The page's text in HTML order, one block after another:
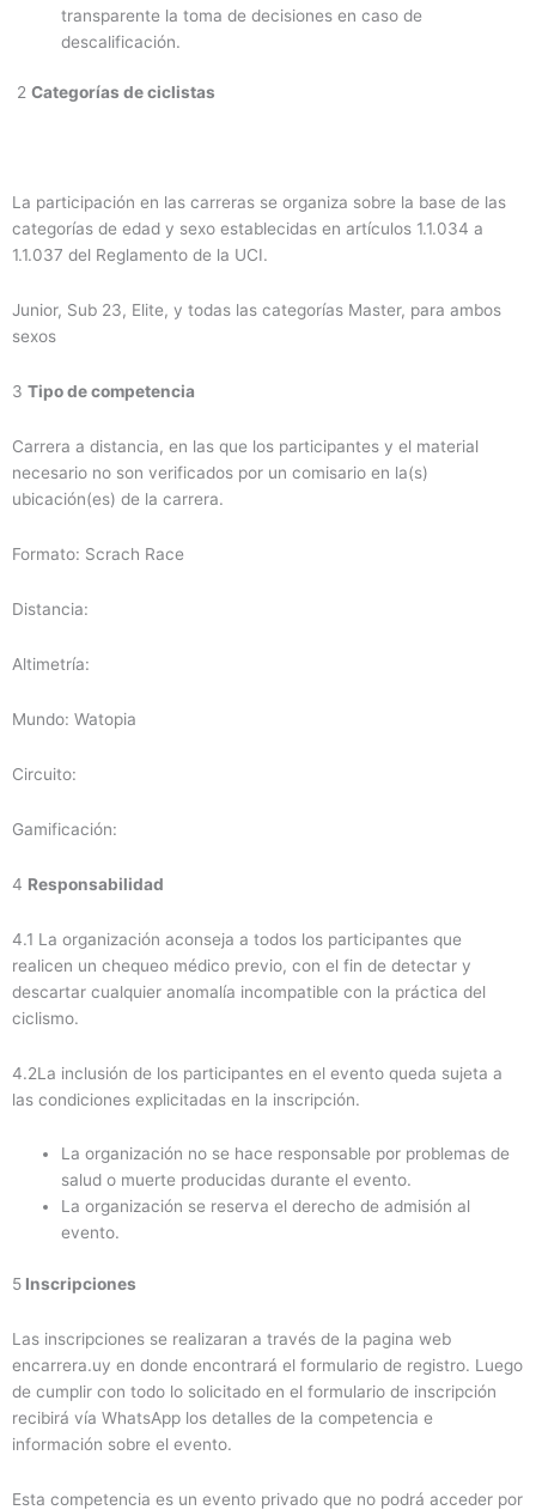
transparente la toma de decisiones en caso de
descalificación.
2 Categorías de ciclistas
La participación en las carreras se organiza sobre la base de las
categorías de edad y sexo establecidas en artículos 1.1.034 a
1.1.037 del Reglamento de la UCI.
Junior, Sub 23, Elite, y todas las categorías Master, para ambos
sexos
3 Tipo de competencia
Carrera a distancia, en las que los participantes y el material
necesario no son verificados por un comisario en la(s)
ubicación(es) de la carrera.
Formato: Scrach Race
Distancia:
Altimetría:
Mundo: Watopia
Circuito:
Gamificación:
4 Responsabilidad
4.1 La organización aconseja a todos los participantes que
realicen un chequeo médico previo, con el fin de detectar y
descartar cualquier anomalía incompatible con la práctica del
ciclismo.
4.2La inclusión de los participantes en el evento queda sujeta a
las condiciones explicitadas en la inscripción.
La organización no se hace responsable por problemas de
salud o muerte producidas durante el evento.
La organización se reserva el derecho de admisión al
evento.
5 Inscripciones
Las inscripciones se realizaran a través de la pagina web
encarrera.uy en donde encontrará el formulario de registro. Luego
de cumplir con todo lo solicitado en el formulario de inscripción
recibirá vía WhatsApp los detalles de la competencia e
información sobre el evento.
Esta competencia es un evento privado que no podrá acceder por